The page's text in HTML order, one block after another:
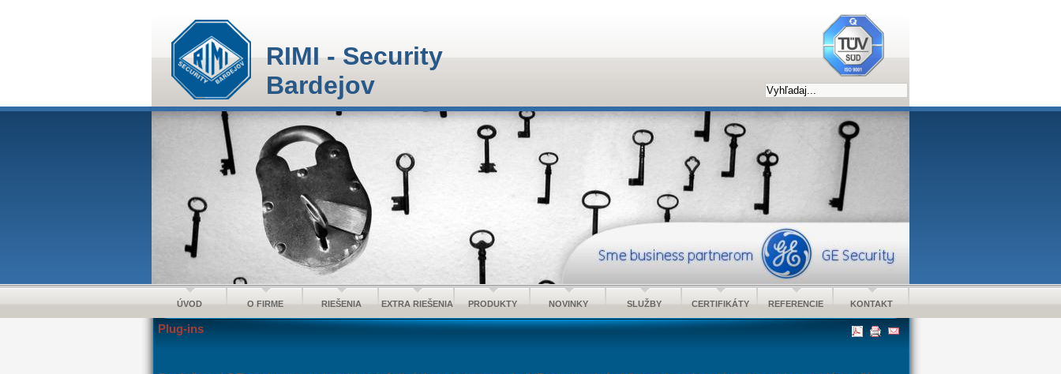
RIMI - Security
Bardejov
ÚVOD O FIRME RIEŠENIA EXTRA RIEŠENIA PRODUKTY NOVINKY SLUŽBY CERTIFIKÁTY REFERENCIE KONTAKT
Plug-ins